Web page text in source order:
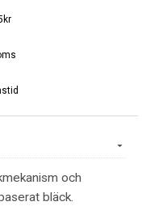
och
bläck.